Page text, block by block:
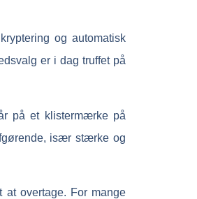
og automatisk
er i dag truffet på
på et klistermærke på
især stærke og
at overtage. For mange